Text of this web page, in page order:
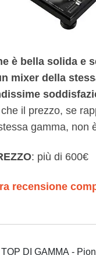
è bella solida e
mixer della
il prezzo, se
gamma, non
: più di 600€
recensione
TOP DI GAMMA -